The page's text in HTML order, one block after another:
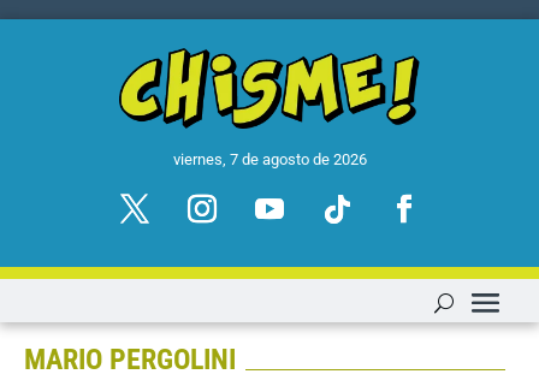
viernes, 7 de agosto de 2026
MARIO PERGOLINI